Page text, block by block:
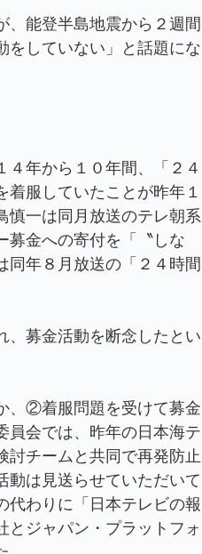
能登半島地震から２週間
をしていない」と話題にな
年から１０年間、「２４
服していたことが昨年１
慎一は同月放送のテレ朝系
金への寄付を「〝しな
同年８月放送の「２４時間
、募金活動を断念したとい
②着服問題を受けて募金
会では、昨年の日本海テ
討チームと共同で再発防止
動は見送らせていただいて
代わりに「日本テレビの報
とジャパン・プラットフォ